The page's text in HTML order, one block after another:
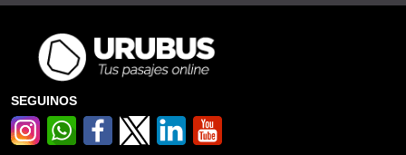
SEGUINOS